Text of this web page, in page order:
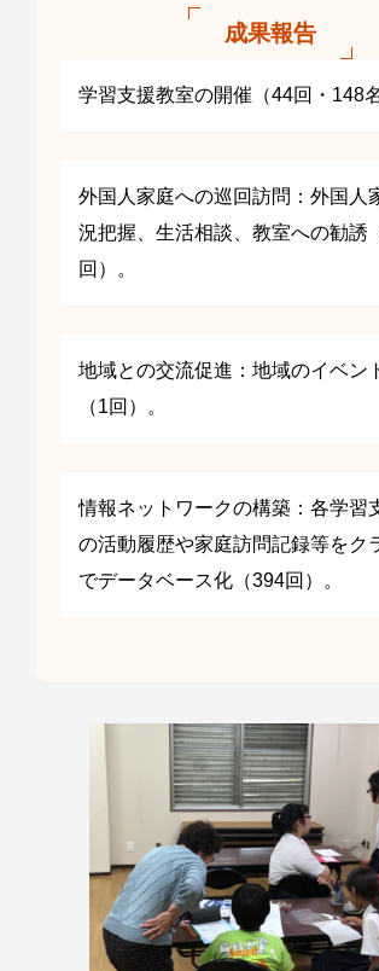
成果報告
学習支援教室の開催（44回・148名
外国人家庭への巡回訪問：外国人
況把握、生活相談、教室への勧誘
回）。
地域との交流促進：地域のイベン
（1回）。
情報ネットワークの構築：各学習
の活動履歴や家庭訪問記録等をク
でデータベース化（394回）。